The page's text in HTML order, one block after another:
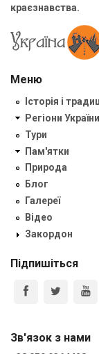
краєзнавства.
Меню
Історія і
Регіони України
Тури
Пам'ятки
Природа
Блог
Галереї
Відео
Закордон
Підпишіться
Зв'язок з нами